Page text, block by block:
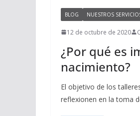
BLOG NUESTROS
12 de octubre de 2020
¿Por qué es
nacimiento?
El objetivo de los
reflexionen en la toma